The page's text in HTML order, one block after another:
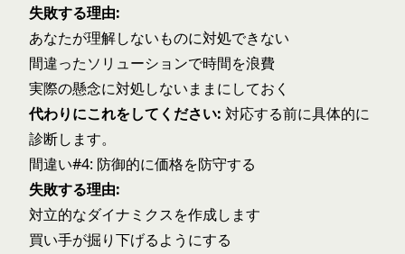
失敗する理由:
あなたが理解しないものに対処できない
間違ったソリューションで時間を浪費
実際の懸念に対処しないままにしておく
代わりにこれをしてください: 対応する前に具体的に
診断します。
間違い#4: 防御的に価格を防守する
失敗する理由:
対立的なダイナミクスを作成します
買い手が掘り下げるようにする